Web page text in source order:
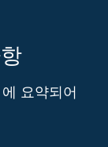
요약되어